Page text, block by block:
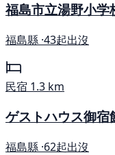
福島市立湯野小学
福島縣 ·43起出沒
民宿 1.3 km
ゲストハウス御宿
福島縣 ·62起出沒